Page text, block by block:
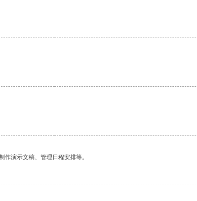
演示文稿、管理日程安排等。